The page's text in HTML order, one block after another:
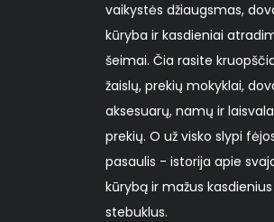
vaikystės džiaugsmas,
kūryba ir kasdieniai
šeimai. Čia rasite
žaislų, prekių mokyklai,
aksesuarų, namų ir
prekių. O už visko slypi
pasaulis - istorija apie
kūrybą ir mažus kasdienius
stebuklus.